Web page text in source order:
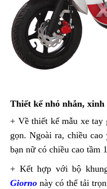
Thiết kế nhỏ nhắn,
+ Về thiết kế mẫu xe tay
gọn. Ngoài ra, chiều
bạn nữ có chiều cao tầm
+ Kết hợp với bộ
Giorno này có thể tải